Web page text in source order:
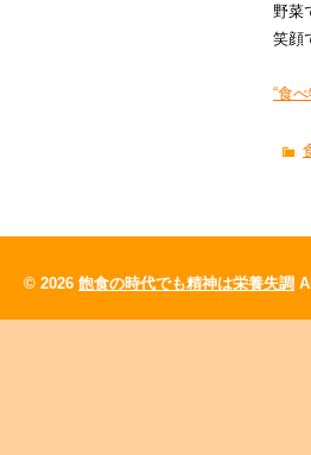
野菜
笑顔
“食
© 2026 飽食の時代でも精神は栄養失調